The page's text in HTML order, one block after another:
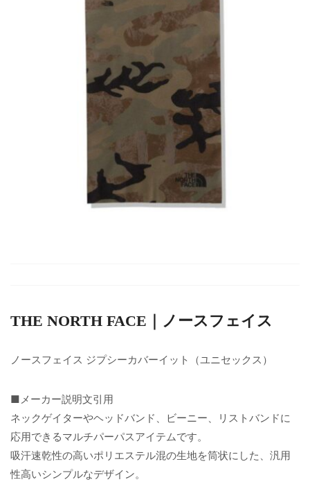
THE NORTH FACE｜ノースフェイス
ノースフェイス ジプシーカバーイット（ユニセックス）
■メーカー説明文引用
ネックゲイターやヘッドバンド、ビーニー、リストバンドに
応用できるマルチパーパスアイテムです。
吸汗速乾性の高いポリエステル混の生地を筒状にした、汎用
性高いシンプルなデザイン。